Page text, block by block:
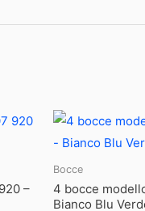
–
Bocce
4 bocce
Bianco Blu